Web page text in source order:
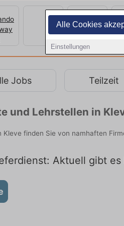
Alle Cookies
Einstellungen
Jobs Teilzeit
und Lehrstellen in
finden Sie von namhaften
Aktuell gibt